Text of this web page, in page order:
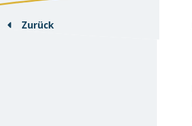
Zurück